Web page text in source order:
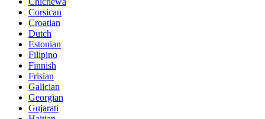
Corsican
Croatian
Dutch
Estonian
Filipino
Finnish
Frisian
Galician
Georgian
Gujarati